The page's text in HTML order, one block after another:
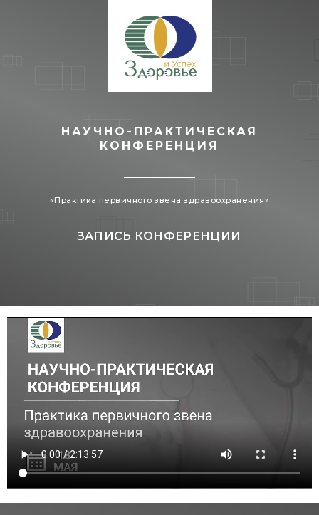
НАУЧНО-ПРАКТИЧЕСКАЯ
КОНФЕРЕНЦИЯ
ЗАПИСЬ КОНФЕРЕНЦИИ
«Практика первичного звена здравоохранения»